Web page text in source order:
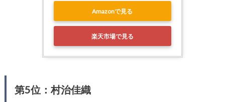
Amazonで見る
楽天市場で見る
第5位：村治佳織